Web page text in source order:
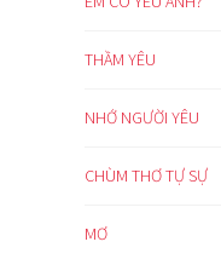
THẦM YÊU
NHỚ NGƯỜI YÊU
CHÙM THƠ TỰ SỰ
MƠ